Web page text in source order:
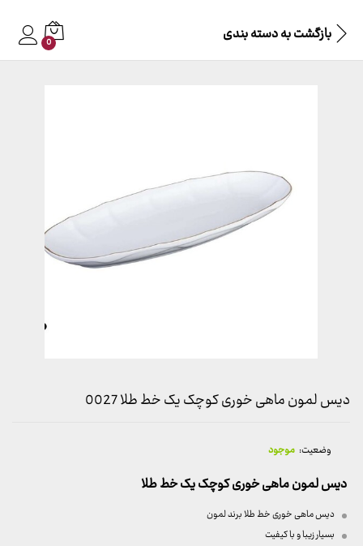
بازگشت بهدسته بندی 0
دیس لمون ماهی خوری کوچک یک خط طلا 0027
وضعیت: موجود
دیس لمون ماهی خوری کوچک یک خط طلا
دیس ماهی خوری خط طلا برند لمون
بسیار زیبا و با کیفیت